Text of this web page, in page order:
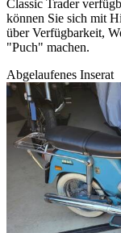
Classic Trader
können Sie sich mit
über Verfügbarkeit,
"Puch" machen.
Abgelaufenes Inserat